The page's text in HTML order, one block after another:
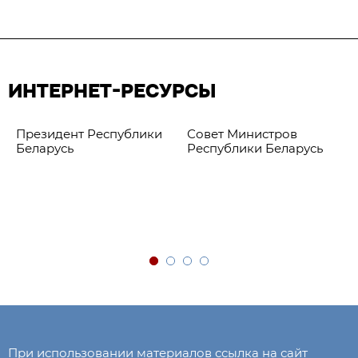
ИНТЕРНЕТ-РЕСУРСЫ
Президент Республики
Беларусь
Совет Министров
Республики Беларусь
При использовании материалов ссылка на сайт